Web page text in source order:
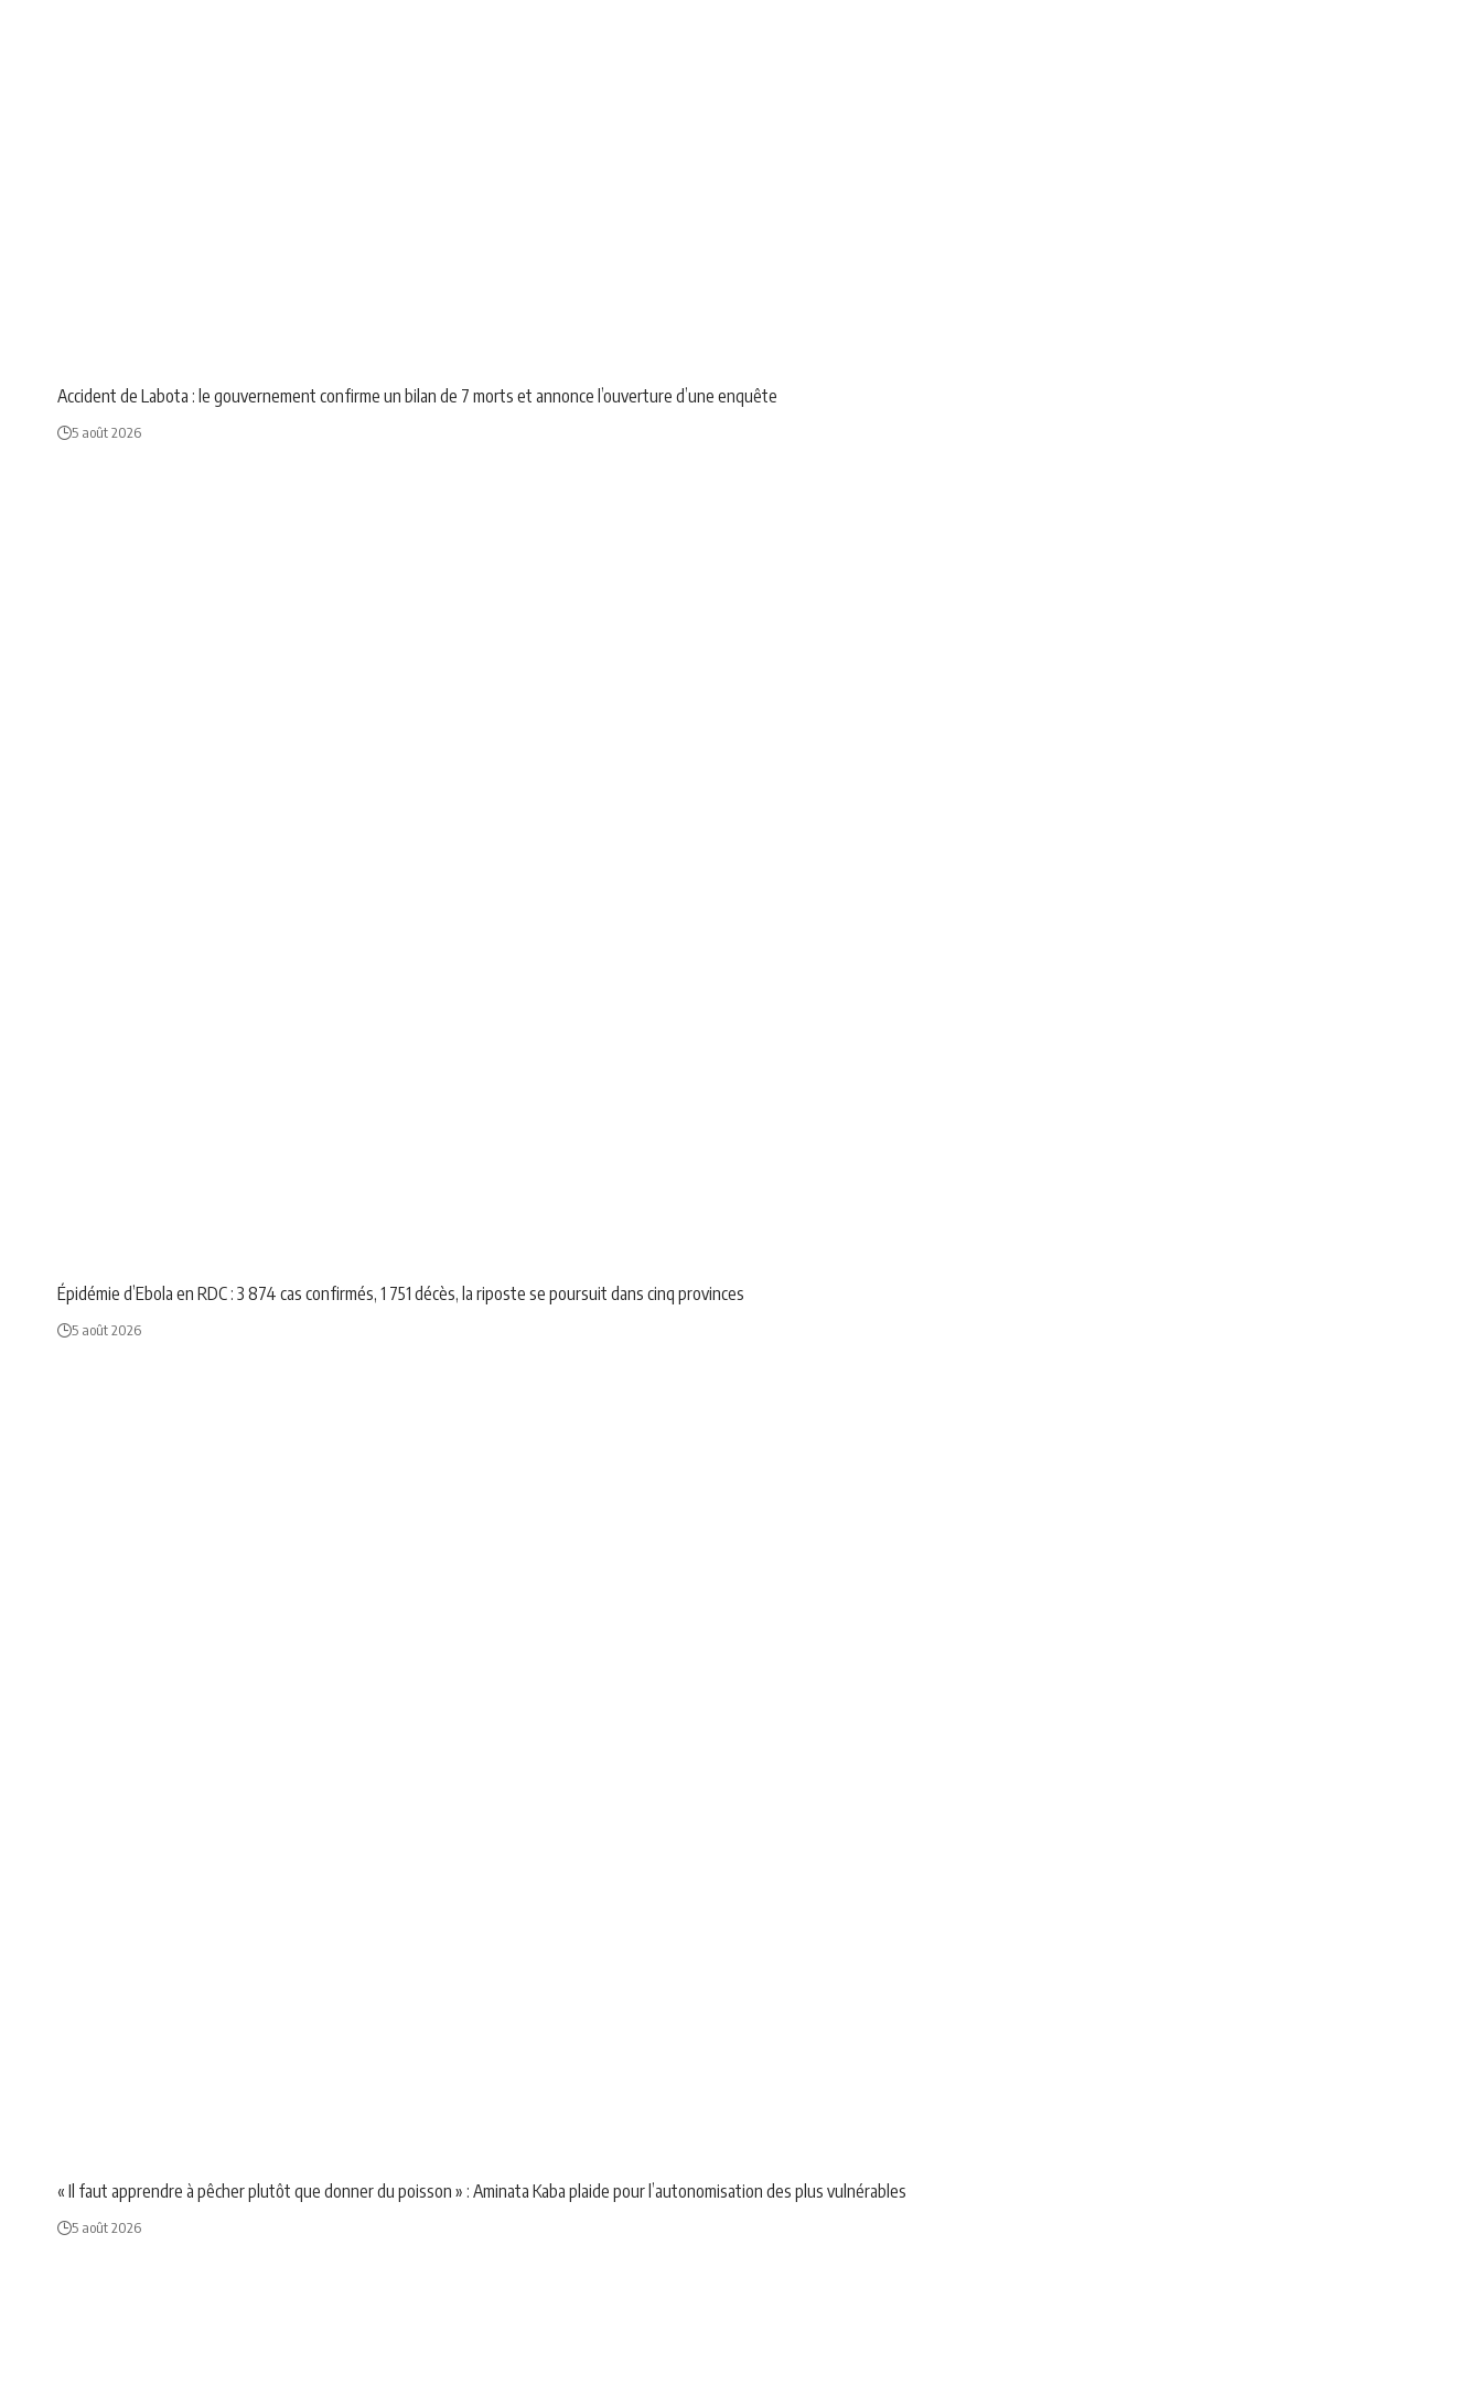
Accident de Labota : le gouvernement confirme un bilan de 7 morts et annonce l’ouverture d’une enquête
5 août 2026
Épidémie d’Ebola en RDC : 3 874 cas confirmés, 1 751 décès, la riposte se poursuit dans cinq provinces
5 août 2026
« Il faut apprendre à pêcher plutôt que donner du poisson » : Aminata Kaba plaide pour l’autonomisation des plus vulnérables
5 août 2026